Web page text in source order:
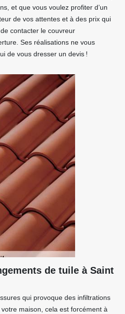
et que vous voulez profiter d’un
de vos attentes et à des prix qui
contacter le couvreur
Ses réalisations ne vous
de vous dresser un devis !
de tuile à Saint
qui provoque des infiltrations
maison, cela est forcément à